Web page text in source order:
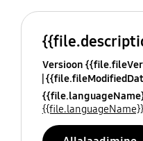
Versioon
{{file.languageName}}